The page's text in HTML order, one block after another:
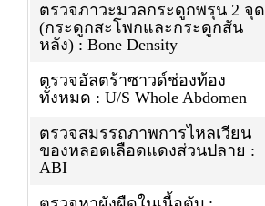
ตรวจภาวะมวลกระดูกพรุน 2 จุด
(กระดูกสะโพกและกระดูกสัน
หลัง) : Bone Density
ตรวจอัลตร้าซาวด์ช่องท้อง
ทั้งหมด : U/S Whole Abdomen
ตรวจสมรรถภาพการไหลเวียน
ของหลอดเลือดแดงส่วนปลาย :
ABI